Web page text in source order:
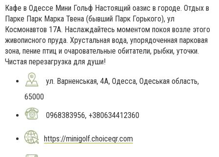
Кафе в Одессе Мини Гольф Настоящий оазис в городе. Отдых в
Парке Парк Марка Твена (бывший Парк Горького), ул
Космонавтов 17А. Наслаждайтесь моментом покоя возле этого
живописного пруда. Хрустальная вода, упорядоченная парковая
зона, пение птиц и очаровательные обитатели, рыбки, уточки.
Чистая перезагрузка для души!
ул. Варненськая, 4А, Одесса, Одеськая область,
65000
0968383956, +380634412360
https://minigolf.choiceqr.com